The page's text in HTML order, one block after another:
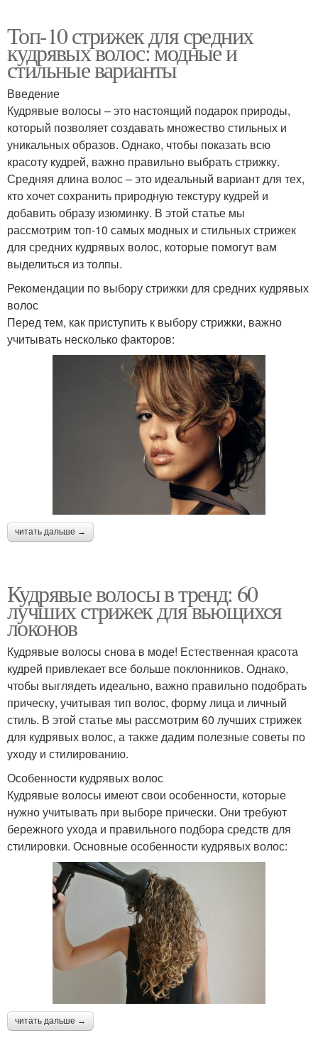
Топ-10 стрижек для средних
кудрявых волос: модные и
стильные варианты
Введение
Кудрявые волосы – это настоящий подарок природы,
который позволяет создавать множество стильных и
уникальных образов. Однако, чтобы показать всю
красоту кудрей, важно правильно выбрать стрижку.
Средняя длина волос – это идеальный вариант для тех,
кто хочет сохранить природную текстуру кудрей и
добавить образу изюминку. В этой статье мы
рассмотрим топ-10 самых модных и стильных стрижек
для средних кудрявых волос, которые помогут вам
выделиться из толпы.
Рекомендации по выбору стрижки для средних кудрявых
волос
Перед тем, как приступить к выбору стрижки, важно
учитывать несколько факторов:
читать дальше →
Кудрявые волосы в тренд: 60
лучших стрижек для вьющихся
локонов
Кудрявые волосы снова в моде! Естественная красота
кудрей привлекает все больше поклонников. Однако,
чтобы выглядеть идеально, важно правильно подобрать
прическу, учитывая тип волос, форму лица и личный
стиль. В этой статье мы рассмотрим 60 лучших стрижек
для кудрявых волос, а также дадим полезные советы по
уходу и стилированию.
Особенности кудрявых волос
Кудрявые волосы имеют свои особенности, которые
нужно учитывать при выборе прически. Они требуют
бережного ухода и правильного подбора средств для
стилировки. Основные особенности кудрявых волос:
читать дальше →